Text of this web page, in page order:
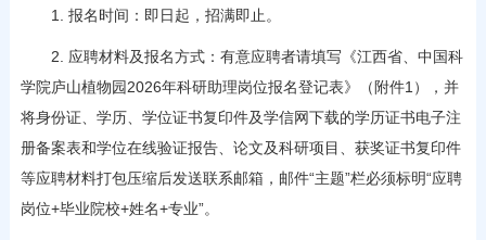
1. 报名时间：即日起，招满即止。
2. 应聘材料及报名方式：有意应聘者请填写《江西省、中国科
学院庐山植物园2026年科研助理岗位报名登记表》（附件1），并
将身份证、学历、学位证书复印件及学信网下载的学历证书电子注
册备案表和学位在线验证报告、论文及科研项目、获奖证书复印件
等应聘材料打包压缩后发送联系邮箱，邮件“主题”栏必须标明“应聘
岗位+毕业院校+姓名+专业”。